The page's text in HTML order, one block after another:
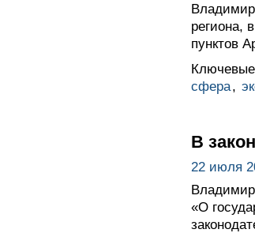
региона,
пунктов
сфера,
В
22 июля
«О